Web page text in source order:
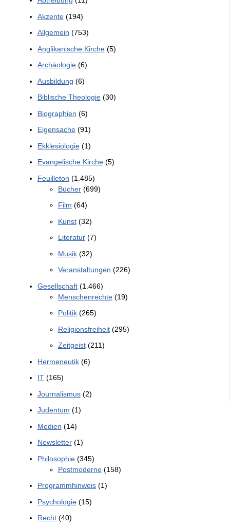
Akzente(194)
Allgemein (753)
Anglikanische Kirche(5)
Archäologie(6)
Ausbildung (6)
Biblische Theologie(30)
Biographien (6)
Eigensache(91)
Ekklesiologie(1)
Evangelische Kirche(5)
Feuilleton (1.485)
Bücher(699)
Film (64)
Kunst(32)
Literatur(7)
Musik(32)
Veranstaltungen (226)
Gesellschaft(1.466)
Menschenrechte(19)
Politik(265)
Religionsfreiheit(295)
Zeitgeist(211)
Hermeneutik(6)
IT(165)
Journalismus(2)
Judentum (1)
Medien (14)
Newsletter(1)
Philosophie(345)
Postmoderne(158)
Programmhinweis(1)
Psychologie(15)
Recht(40)